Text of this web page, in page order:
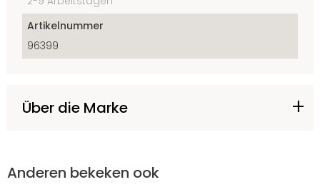
Artikelnummer
96399
Über die Marke
Anderen bekeken ook